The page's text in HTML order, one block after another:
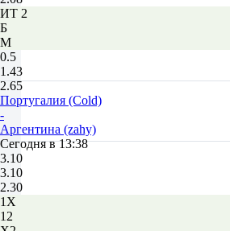
ИТ 2
Б
М
0.5
1.43
2.65
Португалия (Cold)
-
Аргентина (zahy)
Сегодня в 13:38
3.10
3.10
2.30
1X
12